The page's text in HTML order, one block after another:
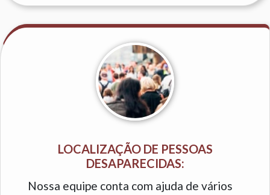
LOCALIZAÇÃO DE PESSOAS
DESAPARECIDAS:
Nossa equipe conta com ajuda de vários